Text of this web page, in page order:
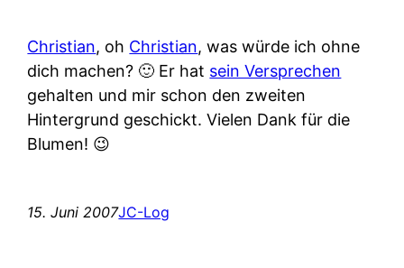
Christian, oh Christian, was würde ich ohne
dich machen? 🙂 Er hat sein Versprechen
gehalten und mir schon den zweiten
Hintergrund geschickt. Vielen Dank für die
Blumen! 😉
15. Juni 2007JC-Log